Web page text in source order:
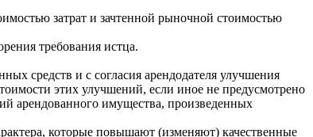
затрат и зачтенной рыночной стоимостью
требования истца.
средств и с согласия арендодателя улучшения
этих улучшений, если иное не предусмотрено
арендованного имущества, произведенных
которые повышают (изменяют) качественные